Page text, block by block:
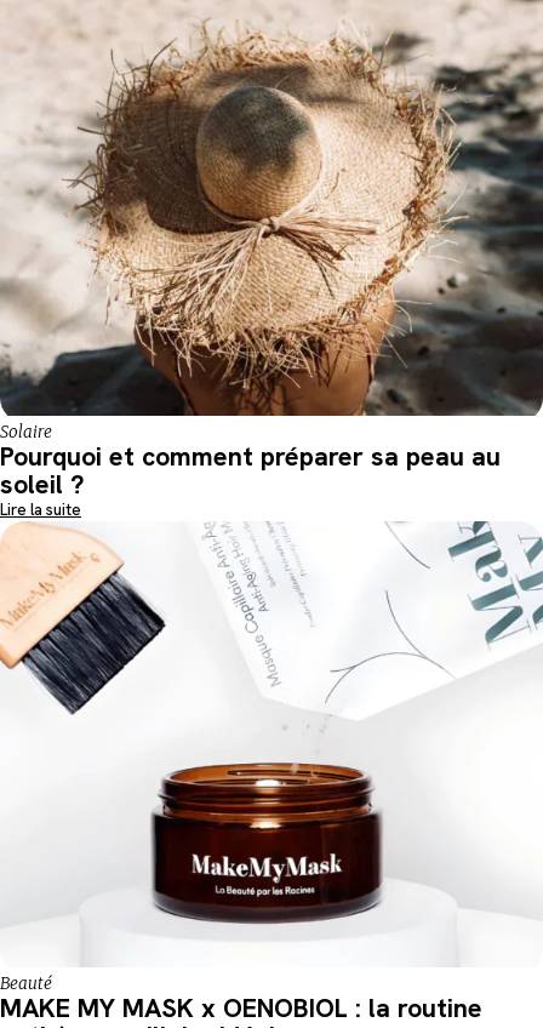
Solaire
Pourquoi et comment préparer sa peau au
soleil ?
Lire la suite
Beauté
MAKE MY MASK x OENOBIOL : la routine